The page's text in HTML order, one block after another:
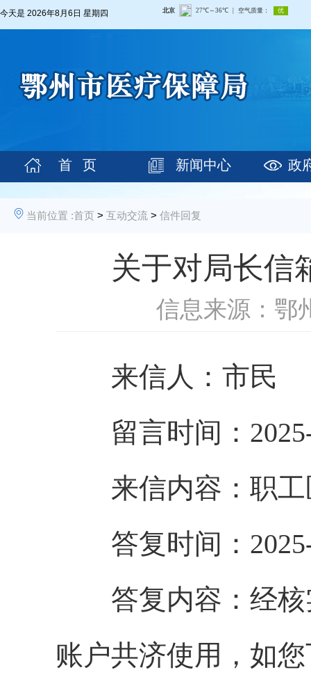
今天是 2026年8月6日 星期四
首 页 新闻中心 政
当前位置 :首页 > 互动交流 > 信件回复
关于对局长信
信息来源：鄂
来信人：市民
留言时间：2025-
来信内容：职工
答复时间：2025-
答复内容：经核
账户共济使用，如